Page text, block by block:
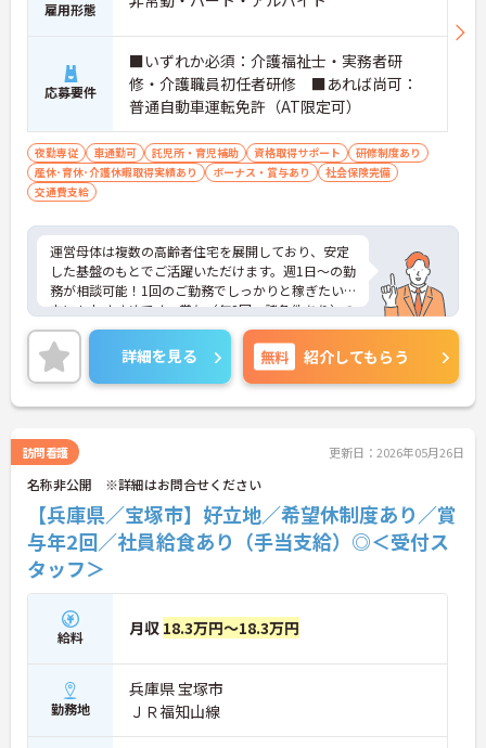
雇用形態
応募要件
■いずれか必須：介護福祉士・実務者研
修・介護職員初任者研修 ■あれば尚可：
普通自動車運転免許（AT限定可）
夜勤専従 車通勤可 託児所・育児補助 資格取得サポート
研修制度あり
産休･育休･介護休暇取得実績あり
ボーナス・賞与あり
社会保険完備
交通費支給
運営母体は複数の高齢者住宅を展開しており、安定
した基盤のもとでご活躍いただけます。週1日～の勤
務が相談可能！1回のご勤務でしっかりと稼ぎたい
方にもおすすめです。賞与（年2回、諸条件あり）の
実績もあり、あなたの頑張りがしっかりと評価され
ます。無料の社員給食（1日1食）や、育休からの復
職をサポートする育児給付金+（プラス）制度（最
大10万円）、資格取得支援制度（最大10万円補助）
など、福利厚生も充実しています。社内研修やキャ
たい方にも最適です。ご興味のある方には、面接対
策ポイントなど、さらに詳細をお話ししますのでお
気軽にご相談ください！
詳細を見る 無料 紹介してもらう
訪問看護 更新日：2026年05月26日
名称非公開 ※詳細はお問合せください
【兵庫県／宝塚市】好立地／希望休制度あり／賞
与年2回／社員給食あり（手当支給）◎＜受付ス
タッフ＞
給料 月収 18.3万円～18.3万円
勤務地
兵庫県 宝塚市
ＪＲ福知山線